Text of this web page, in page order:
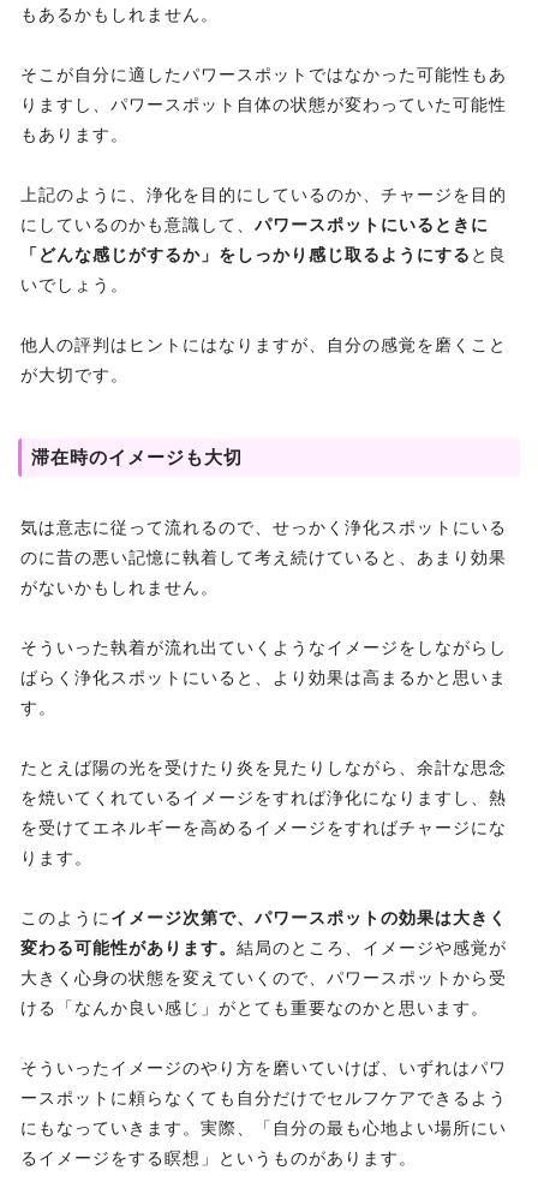
もあるかもしれません。
そこが自分に適したパワースポットではなかった可能性もあ
りますし、パワースポット自体の状態が変わっていた可能性
もあります。
上記のように、浄化を目的にしているのか、チャージを目的
にしているのかも意識して、 パワースポットにいるときに
「どんな感じがするか」をしっかり感じ取るようにする と良
いでしょう。
他人の評判はヒントにはなりますが、自分の感覚を磨くこと
が大切です。
滞在時のイメージも大切
気は意志に従って流れるので、せっかく浄化スポットにいる
のに昔の悪い記憶に執着して考え続けていると、あまり効果
がないかもしれません。
そういった執着が流れ出ていくようなイメージをしながらし
ばらく浄化スポットにいると、より効果は高まるかと思いま
す。
たとえば陽の光を受けたり炎を見たりしながら、余計な思念
を焼いてくれているイメージをすれば浄化になりますし、熱
を受けてエネルギーを高めるイメージをすればチャージにな
ります。
このように イメージ次第で、パワースポットの効果は大きく
変わる可能性があります。 結局のところ、イメージや感覚が
大きく心身の状態を変えていくので、パワースポットから受
ける「なんか良い感じ」がとても重要なのかと思います。
そういったイメージのやり方を磨いていけば、いずれはパワ
ースポットに頼らなくても自分だけでセルフケアできるよう
にもなっていきます。実際、「自分の最も心地よい場所にい
るイメージをする瞑想」というものがあります。